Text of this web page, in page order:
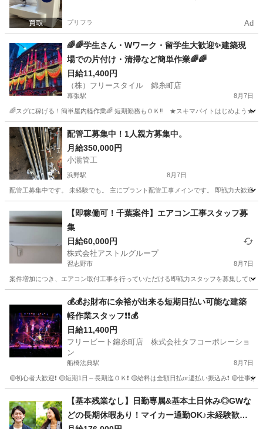
プリフラ Ad
🌈🌈学生さん・Wワーク・留学生大歓迎✨建築現
場での片付け・清掃など簡単作業🌈🌈
日給11,400円
（株）フリースタイル 錦糸町店
幕張駅 8月7日
🌈スグに稼げる！簡単屋内軽作業🌈 短期勤務もＯＫ‼️ ★スキマバイトはじめよう★ 🟢
千葉 千葉市 幕張駅 建築 留学生
配管工募集中！1人親方募集中。
月給350,000円
小瀧管工
浜野駅 8月7日
配管工募集中です。 未経験でも。 主にプラント配管工事メインです。 即戦力大歓迎
浜野駅 その他 配管工
【即稼働可！千葉案件】エアコン工事スタッフ募
集
日給60,000円
株式会社アストルグループ
習志野市 8月7日
案件増加につき、エアコン取付工事を行っていただける即戦力スタッフを募集してい
その他
💰💰お財布に余裕が出来る短期日払い可能な建築
軽作業スタッフ❗❗💰
日給11,400円
フリービート錦糸町店 株式会社タフコーポレーショ
ン
船橋法典駅 8月7日
🟡初心者大歓迎❗ 🟡短期1日～長期迄ＯＫ❗ 🟡給料は全額日払or週払い振込み❗ 🟡仕事
船橋法典駅 その他 給料
【基本残業なし】日勤専属&基本土日休み◎GWな
どの長期休暇あり！マイカー通勤OK♪未経験歓